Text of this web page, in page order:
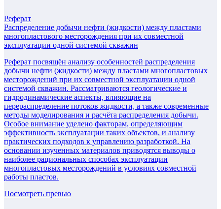
Реферат
Распределение добычи нефти (жидкости) между пластами
многопластового месторождения при их совместной
эксплуатации одной системой скважин
Реферат посвящён анализу особенностей распределения
добычи нефти (жидкости) между пластами многопластовых
месторождений при их совместной эксплуатации одной
системой скважин. Рассматриваются геологические и
гидродинамические аспекты, влияющие на
перераспределение потоков жидкости, а также современные
методы моделирования и расчёта распределения добычи.
Особое внимание уделено факторам, определяющим
эффективность эксплуатации таких объектов, и анализу
практических подходов к управлению разработкой. На
основании изученных материалов приводятся выводы о
наиболее рациональных способах эксплуатации
многопластовых месторождений в условиях совместной
работы пластов.
Посмотреть превью